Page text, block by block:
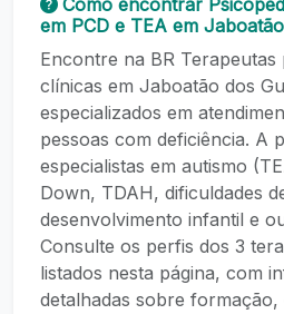
Como encontrar
em PCD e TEA em
Encontre na BR Terapeutas
clínicas em Jaboatão dos
especializados em
pessoas com deficiência. A
especialistas em autismo
Down, TDAH, dificuldades
desenvolvimento infantil e
Consulte os perfis dos 3
listados nesta página, com
detalhadas sobre formação,